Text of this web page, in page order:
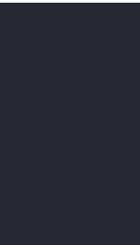
maar wordt
en zijn voor
altijd voor
pakketpunt